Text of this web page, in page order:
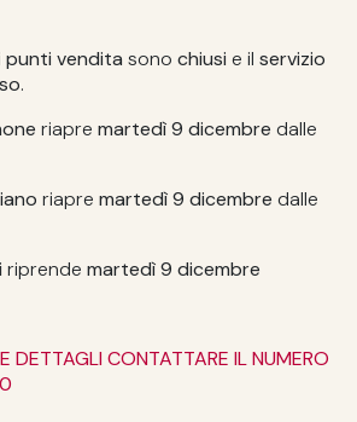
punti vendita sono chiusi e il servizio
.
riapre martedì 9 dicembre dalle
riapre martedì 9 dicembre dalle
riprende martedì 9 dicembre
DETTAGLI CONTATTARE IL NUMERO